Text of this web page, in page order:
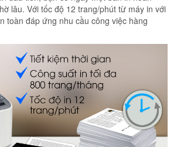
lâu. Với tốc độ 12 trang/phút từ máy in với
toàn đáp ứng nhu cầu công việc hàng